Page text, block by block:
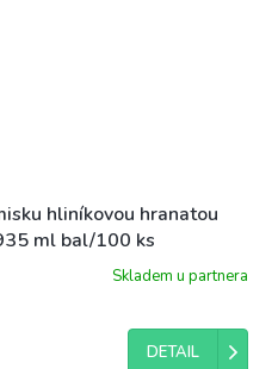
hliníkovou hranatou
ml bal/100 ks
Skladem u partnera
DETAIL